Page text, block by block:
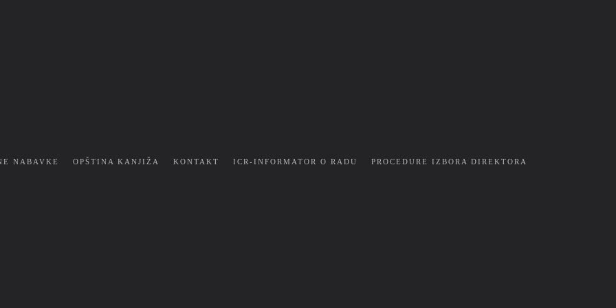
NABAVKE OPŠTINA KANJIŽA KONTAKT ICR-INFORMATOR O RADU PROCEDURE IZBORA DIREKTORA